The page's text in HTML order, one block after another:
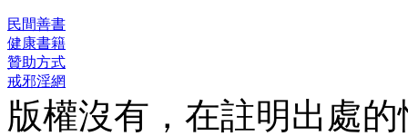
民間善書
健康書籍
贊助方式
戒邪淫網
版權沒有，在註明出處